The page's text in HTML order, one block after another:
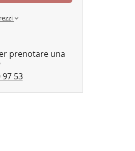
prenotare una
97 53